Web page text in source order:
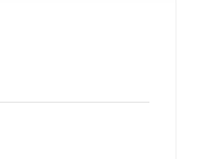
互连方案
提供高柔性与高精度信号传输